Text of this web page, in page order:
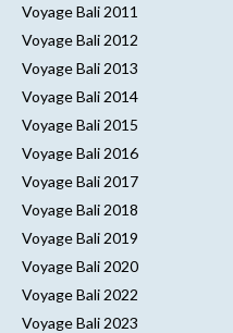
Voyage Bali 2011
Voyage Bali 2012
Voyage Bali 2013
Voyage Bali 2014
Voyage Bali 2015
Voyage Bali 2016
Voyage Bali 2017
Voyage Bali 2018
Voyage Bali 2019
Voyage Bali 2020
Voyage Bali 2022
Voyage Bali 2023